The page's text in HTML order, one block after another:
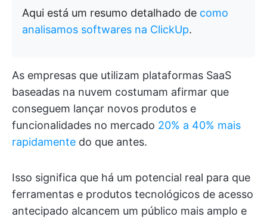
Aqui está um resumo detalhado de como
analisamos softwares na ClickUp.
As empresas que utilizam plataformas SaaS
baseadas na nuvem costumam afirmar que
conseguem lançar novos produtos e
funcionalidades no mercado 20% a 40% mais
rapidamente do que antes.
Isso significa que há um potencial real para que
ferramentas e produtos tecnológicos de acesso
antecipado alcancem um público mais amplo e